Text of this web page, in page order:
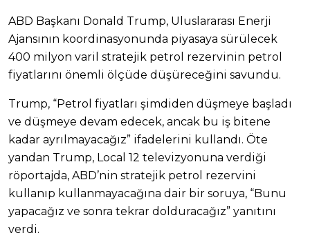
ABD Başkanı Donald Trump, Uluslararası Enerji
Ajansının koordinasyonunda piyasaya sürülecek
400 milyon varil stratejik petrol rezervinin petrol
fiyatlarını önemli ölçüde düşüreceğini savundu.
Trump, “Petrol fiyatları şimdiden düşmeye başladı
ve düşmeye devam edecek, ancak bu iş bitene
kadar ayrılmayacağız” ifadelerini kullandı. Öte
yandan Trump, Local 12 televizyonuna verdiği
röportajda, ABD’nin stratejik petrol rezervini
kullanıp kullanmayacağına dair bir soruya, “Bunu
yapacağız ve sonra tekrar dolduracağız” yanıtını
verdi.